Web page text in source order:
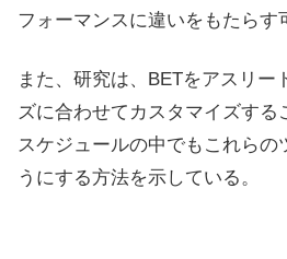
フォーマンスに違いをもたらす
また、研究は、BETをアスリー
ズに合わせてカスタマイズする
スケジュールの中でもこれらの
うにする方法を示している。